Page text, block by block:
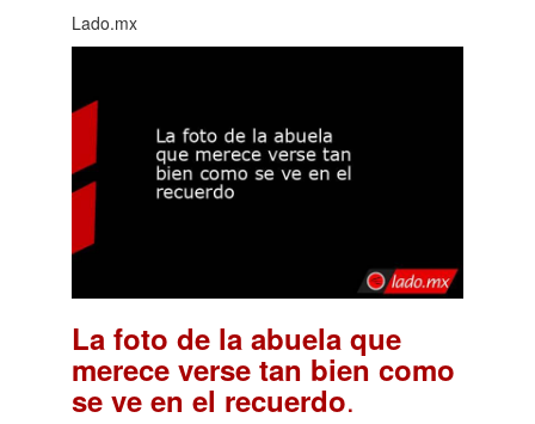
Lado.mx
La foto de la abuela que
merece verse tan bien como
se ve en el recuerdo.